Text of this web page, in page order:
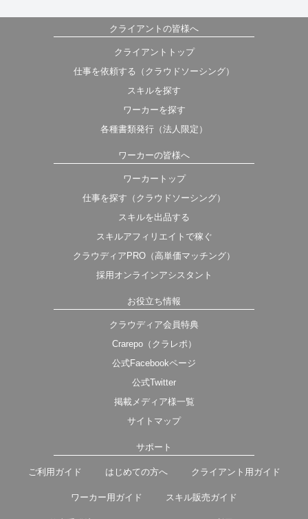
クライアントの皆様へ
クライアントトップ
仕事を依頼する（クラウドソーシング）
スキルを探す
ワーカーを探す
各種書類発行（法人限定）
ワーカーの皆様へ
ワーカートップ
仕事を探す（クラウドソーシング）
スキルを出品する
スキルアフィリエイトで稼ぐ
クラウディアPRO（高単価マッチング）
採用オンラインアシスタント
お役立ち情報
クラウディア会員特典
Crarepo（クラレポ）
公式Facebookページ
公式Twitter
掲載メディア様一覧
サイトマップ
サポート
ご利用ガイド はじめての方へ クライアント用ガイド
ワーカー用ガイド スキル販売ガイド